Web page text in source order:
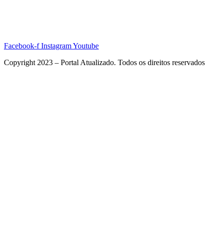
Facebook-f InstagramYoutube
Copyright 2023 – Portal Atualizado. Todos os direitos reservados